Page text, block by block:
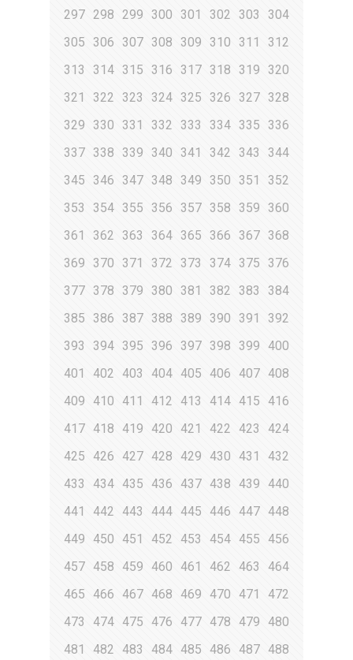
297 298 299 300 301 302 303
304
305
306 307 308 309 310 311
312
313
314 315 316 317 318 319
320
321
322 323 324 325 326 327 328
329
330 331 332 333 334 335
336
337 338 339 340 341 342 343
344
345
346 347 348 349 350 351
352
353
354 355 356 357 358 359 360
361
362 363 364 365 366 367 368
369
370 371 372 373 374 375 376
377 378 379 380 381 382 383
384
385
386 387 388 389 390 391
392
393
394 395 396 397 398 399
400
401
402 403 404 405 406 407 408
409
410 411 412 413 414 415
416
417 418 419 420 421 422 423
424
425
426 427 428 429 430 431
432
433
434 435 436 437 438 439
440
441
442 443 444 445 446 447 448
449
450 451 452 453 454 455
456
457 458 459 460 461 462 463
464
465
466 467 468 469 470 471
472
473
474 475 476 477 478 479
480
481
482 483 484 485 486 487 488